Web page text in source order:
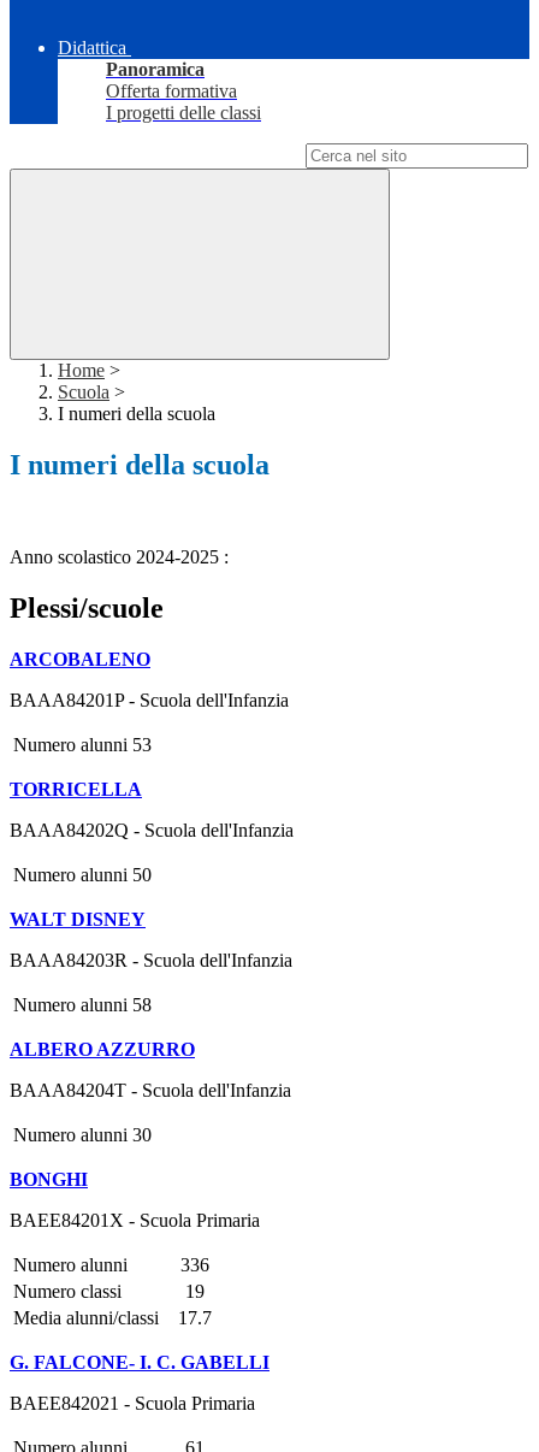
Didattica
Panoramica
Offerta formativa
I progetti delle classi
Home >
Scuola >
I numeri della scuola
I numeri della scuola
Anno scolastico 2024-2025 :
Plessi/scuole
ARCOBALENO
BAAA84201P - Scuola dell'Infanzia
Numero alunni 53
TORRICELLA
BAAA84202Q - Scuola dell'Infanzia
Numero alunni 50
WALT DISNEY
BAAA84203R - Scuola dell'Infanzia
Numero alunni 58
ALBERO AZZURRO
BAAA84204T - Scuola dell'Infanzia
Numero alunni 30
BONGHI
BAEE84201X - Scuola Primaria
Numero alunni
336
Numero classi
19
Media alunni/classi
17.7
G. FALCONE- I. C. GABELLI
BAEE842021 - Scuola Primaria
Numero alunni
61